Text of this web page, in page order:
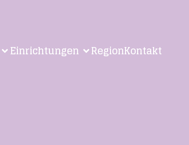
Einrichtungen RegionKontakt